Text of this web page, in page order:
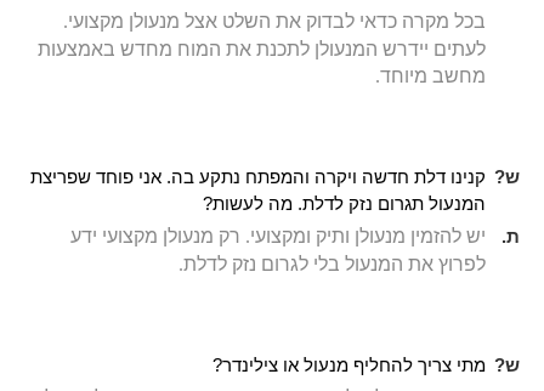
בכל מקרה כדאי לבדוק את השלט אצל מנעולן מקצועי.
לעתים יידרש המנעולן לתכנת את המוח מחדש באמצעות
מחשב מיוחד.
ש? קנינו דלת חדשה ויקרה והמפתח נתקע בה. אני פוחד שפריצת
המנעול תגרום נזק לדלת. מה לעשות?
ת.
יש להזמין מנעולן ותיק ומקצועי. רק מנעולן מקצועי ידע
לפרוץ את המנעול בלי לגרום נזק לדלת.
ש? מתי צריך להחליף מנעול או צילינדר?